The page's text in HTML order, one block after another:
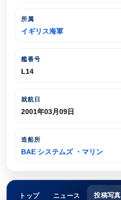
所属
イギリス海軍
艦番号
L14
就航日
2001年03月09日
造船所
BAE システムズ ・マリン
トップ ニュース 投稿写真